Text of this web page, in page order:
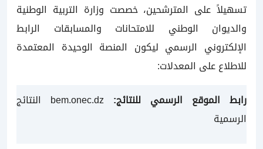
تسهيلاً على المترشحين، خصصت وزارة التربية الوطنية
والديوان الوطني للامتحانات والمسابقات الرابط
الإلكتروني الرسمي ليكون المنصة الوحيدة المعتمدة
للاطلاع على المعدلات:
رابط الموقع الرسمي للنتائج:
bem.onec.dz النتائج
الرسمية